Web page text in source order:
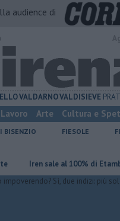
audience di
VALDARNOVALDISIEVE
Lavoro Arte Cultura e
BISENZIO FIESOLE
Iren sale al 100% di Etambiente